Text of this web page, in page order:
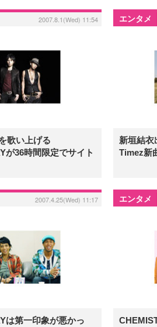
2007.8.1(Wed) 11:54
歌い上げる
が36時間限定でサイト
エンタメ
新垣結
Timez新
2007.4.25(Wed) 11:17
は第一印象が悪かっ
エンタメ